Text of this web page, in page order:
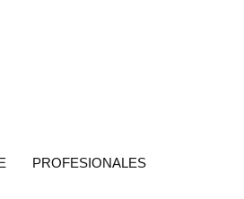
PROFESIONALES